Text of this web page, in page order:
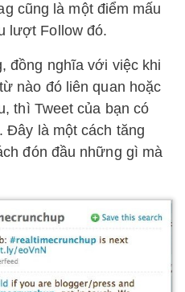
cũng là một điểm mấu
lượt Follow đó.
đồng nghĩa với việc khi
nào đó liên quan hoặc
thì Tweet của bạn có
Đây là một cách tăng
đón đầu những gì mà